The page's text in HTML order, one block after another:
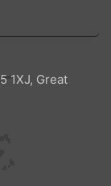
1XJ, Great